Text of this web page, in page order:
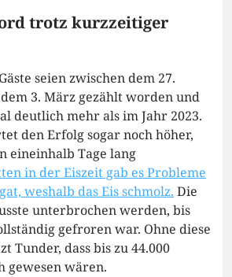
trotz kurzzeitiger
seien zwischen dem 27.
3. März gezählt worden und
deutlich mehr als im Jahr 2023.
den Erfolg sogar noch höher,
eineinhalb Tage lang
in der Eiszeit gab es Probleme
weshalb das Eis schmolz. Die
unterbrochen werden, bis
gefroren war. Ohne diese
Tunder, dass bis zu 44.000
gewesen wären.